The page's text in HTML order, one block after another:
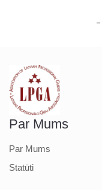
Par Mums
Par Mums
Statūti